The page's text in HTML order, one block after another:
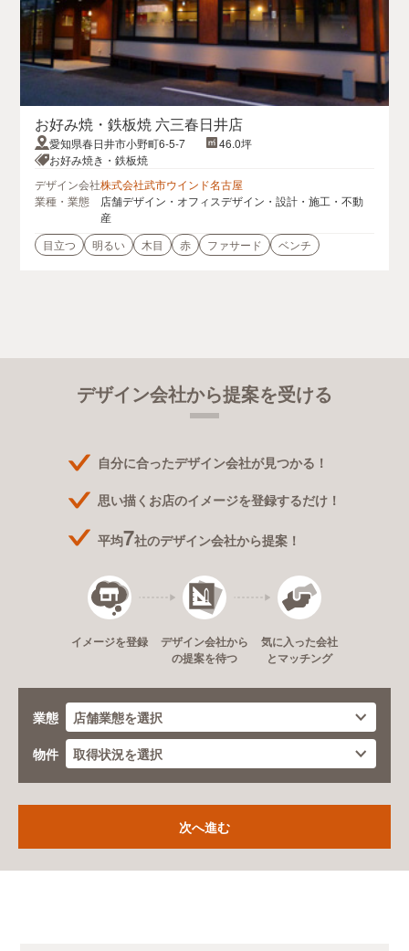
お好み焼・鉄板焼 六三春日井店
愛知県春日井市小野町6-5-7
46.0坪
お好み焼き・鉄板焼
デザイン会社株式会社武市ウインド名古屋
業種・業態
店舗デザイン・オフィスデザイン・設計・施工・不動
産
目立つ
明るい 木目 赤 ファサード ベンチ
デザイン会社から提案を受ける
自分に合ったデザイン会社が見つかる！
思い描くお店のイメージを登録するだけ！
平均7社のデザイン会社から提案！
イメージを登録
デザイン会社から
の提案を待つ
気に入った会社
とマッチング
業態
物件